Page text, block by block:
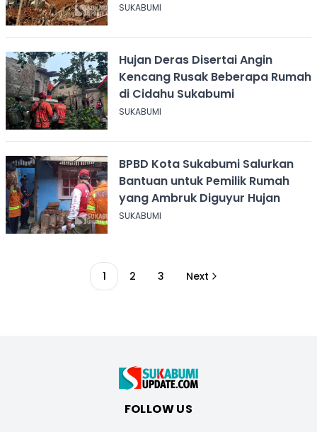
Makanan Siap Saji
SUKABUMI
Hujan Deras Disertai Angin
Kencang Rusak Beberapa Rumah
di Cidahu Sukabumi
SUKABUMI
BPBD Kota Sukabumi Salurkan
Bantuan untuk Pemilik Rumah
yang Ambruk Diguyur Hujan
SUKABUMI
1 2 3 Next
FOLLOW US